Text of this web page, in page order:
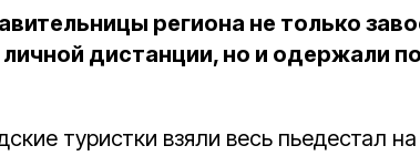
региона не только
личной дистанции, но и одержали
туристки взяли весь пьедестал